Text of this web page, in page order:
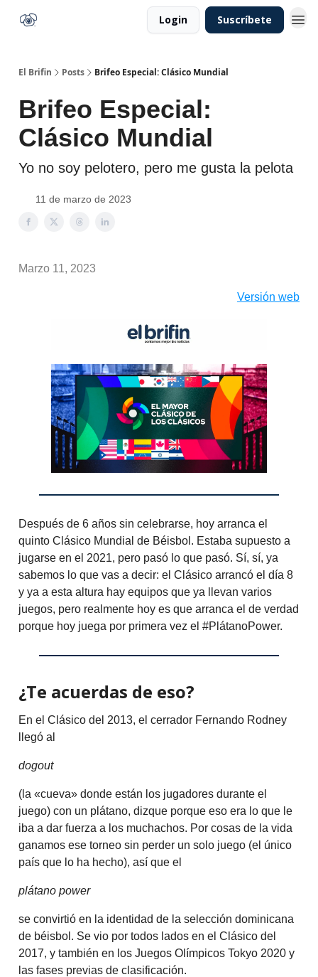
Login Suscríbete
El Brifin Posts Brifeo Especial: Clásico Mundial
Brifeo Especial:
Clásico Mundial
Yo no soy pelotero, pero me gusta la pelota
11 de marzo de 2023
Marzo 11, 2023
Versión web
Después de 6 años sin celebrarse, hoy arranca el
quinto Clásico Mundial de Béisbol. Estaba supuesto a
jugarse en el 2021, pero pasó lo que pasó. Sí, sí, ya
sabemos lo que vas a decir: el Clásico arrancó el día 8
y ya a esta altura hay equipos que ya llevan varios
juegos, pero realmente hoy es que arranca el de verdad
porque hoy juega por primera vez el #PlátanoPower.
¿Te acuerdas de eso?
En el Clásico del 2013, el cerrador Fernando Rodney
llegó al
dogout
(la «cueva» donde están los jugadores durante el
juego) con un plátano, dizque porque eso era lo que le
iba a dar fuerza a los muchachos. Por cosas de la vida
ganamos ese torneo sin perder un solo juego (el único
país que lo ha hecho), así que el
plátano power
se convirtió en la identidad de la selección dominicana
de béisbol. Se vio por todos lados en el Clásico del
2017, y también en los Juegos Olímpicos Tokyo 2020 y
las fases previas de clasificación.